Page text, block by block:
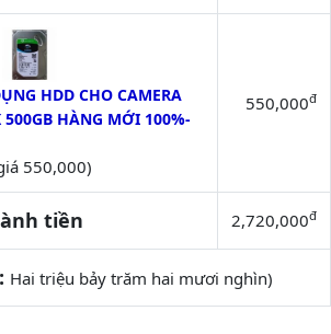
HDD CHO CAMERA
500GB HÀNG MỚI 100%-
550,000)
550,000đ
tiền 2,720,000đ
Hai triệu bảy trăm hai mươi nghìn)